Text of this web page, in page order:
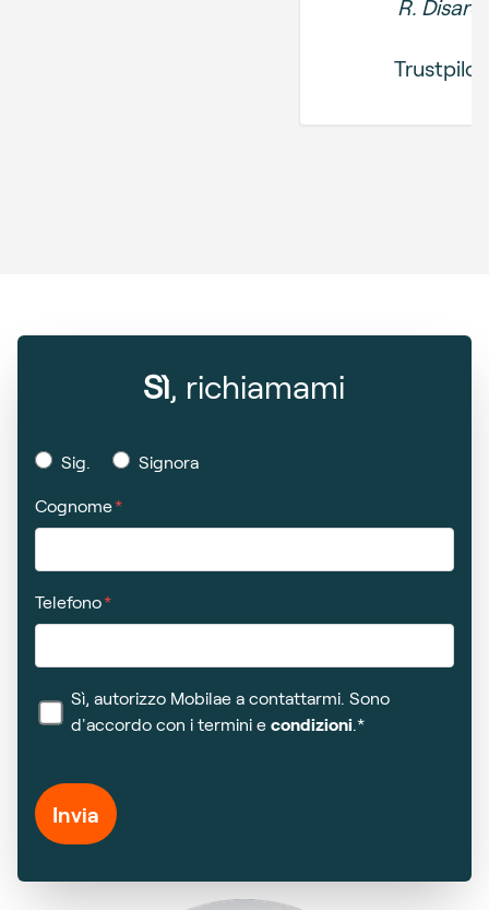
R. Disarò
Trustpilot
Sì, richiamami
Sig. Signora
Cognome
Telefono
Sì, autorizzo Mobilae a contattarmi. Sono
d'accordo con i termini e condizioni.*
Invia